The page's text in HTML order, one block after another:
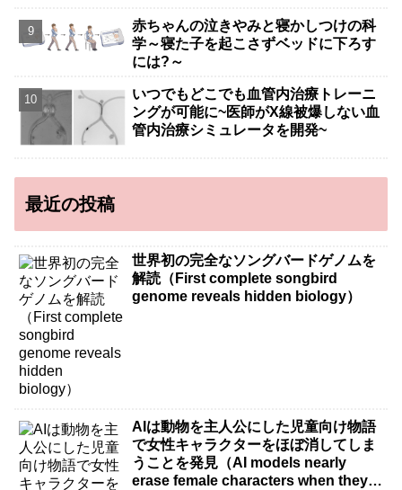
赤ちゃんの泣きやみと寝かしつけの科
学～寝た子を起こさずベッドに下ろす
には?～
いつでもどこでも血管内治療トレーニ
ングが可能に~医師がX線被爆しない血
管内治療シミュレータを開発~
最近の投稿
世界初の完全なソングバードゲノムを
解読（First complete songbird
genome reveals hidden biology）
AIは動物を主人公にした児童向け物語
で女性キャラクターをほぼ消してしま
うことを発見（AI models nearly
erase female characters when they